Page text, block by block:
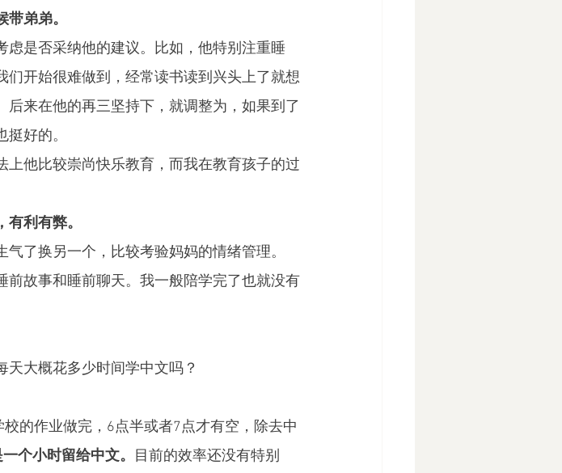
弟弟。
是否采纳他的建议。比如，他特别注重睡
开始很难做到，经常读书读到兴头上了就想
来在他的再三坚持下，就调整为，如果到了
好的。
上他比较崇尚快乐教育，而我在教育孩子的过
利有弊。
了换另一个，比较考验妈妈的情绪管理。
故事和睡前聊天。我一般陪学完了也就没有
大概花多少时间学中文吗？
的作业做完，6点半或者7点才有空，除去中
个小时留给中文。 目前的效率还没有特别